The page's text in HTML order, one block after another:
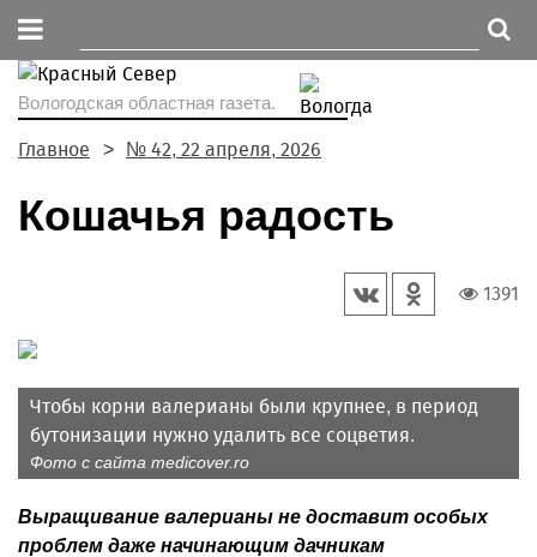
Вологодская областная газета.
Главное № 42, 22 апреля, 2026
Кошачья радость
1391
Чтобы корни валерианы были крупнее, в период
бутонизации нужно удалить все соцветия.
Фото с сайта medicover.ro
Выращивание валерианы не доставит особых
проблем даже начинающим дачникам